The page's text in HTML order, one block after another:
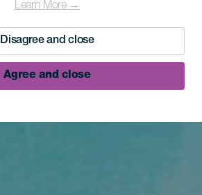
Learn More →
Disagree and close
Agree and close